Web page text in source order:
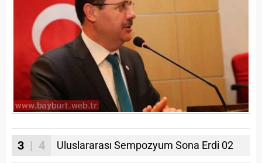
3 | 4 Uluslararası Sempozyum Sona Erdi 02